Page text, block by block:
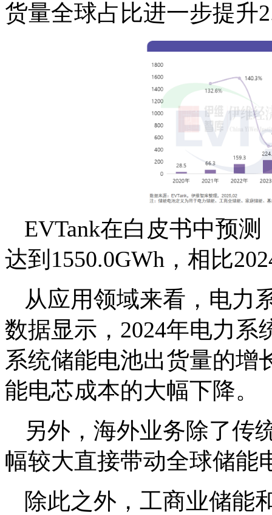
货量全球占比进一步提升
EVTank在白皮书中预
达到1550.0GWh，相比
从应用领域来看，电力
数据显示，2024年电力系
系统储能电池出货量的增
能电芯成本的大幅下降。
另外，海外业务除了传
幅较大直接带动全球储能
除此之外，工商业储能